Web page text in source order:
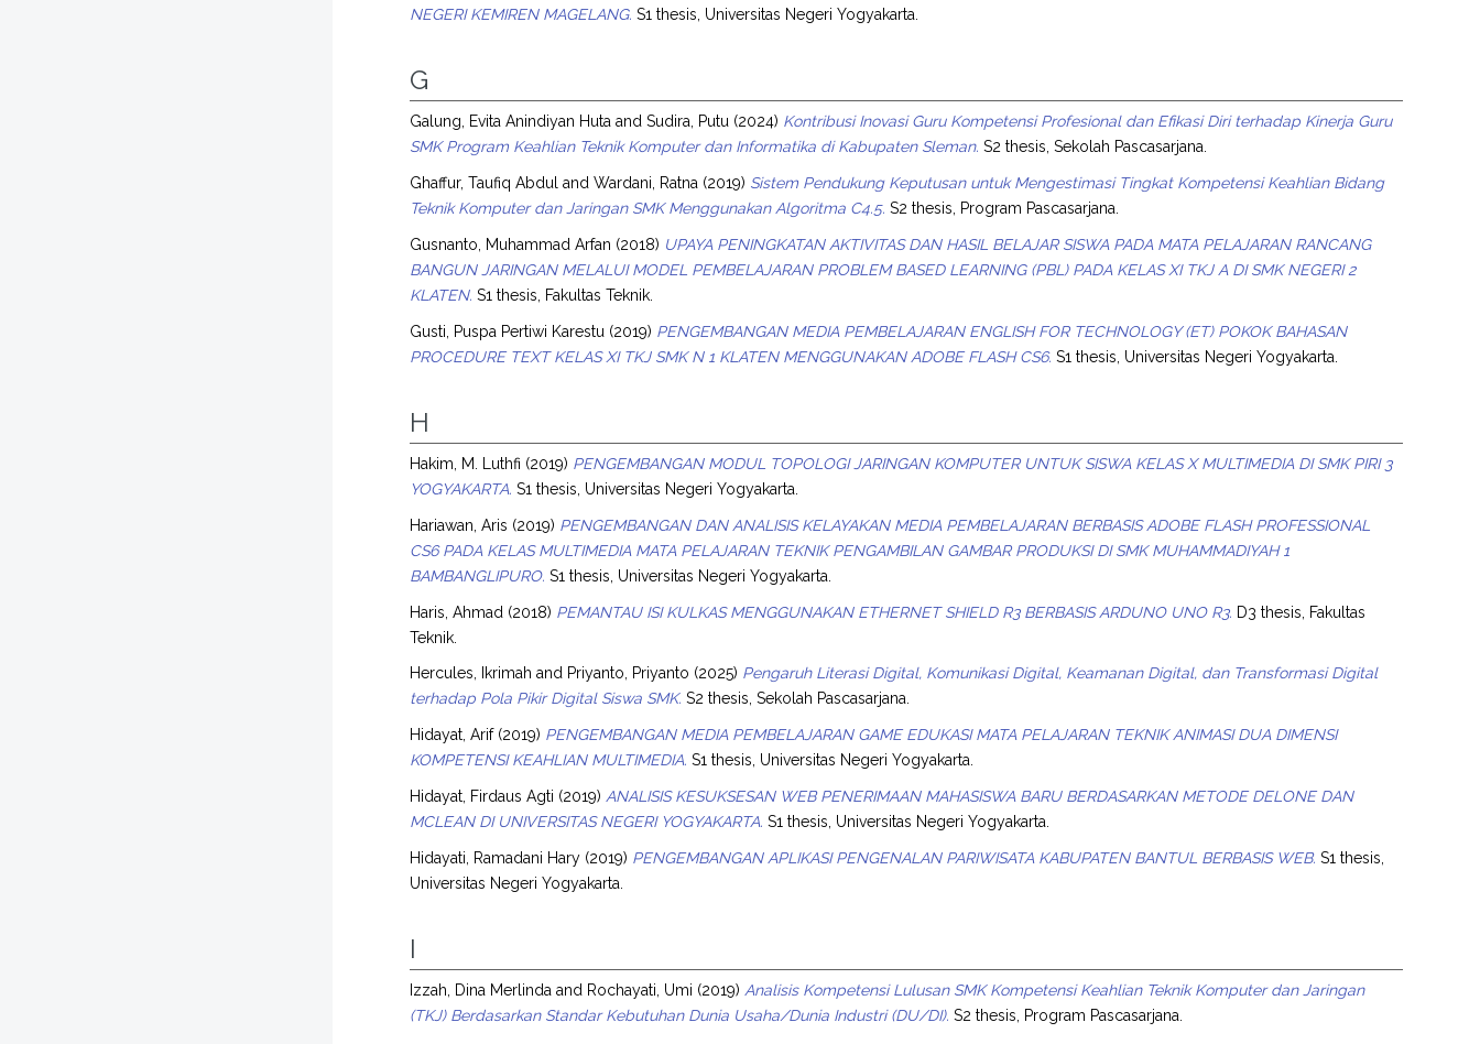
NEGERI KEMIREN MAGELANG. S1 thesis, Universitas Negeri Yogyakarta.
G
Galung, Evita Anindiyan Huta andSudira, Putu (2024) Kontribusi Inovasi Guru Kompetensi Profesional dan Efikasi Diri terhadap Kinerja Guru
SMK Program Keahlian Teknik Komputer dan Informatika di Kabupaten Sleman. S2 thesis, Sekolah Pascasarjana.
Ghaffur, Taufiq Abdul andWardani, Ratna (2019) Sistem Pendukung Keputusan untuk Mengestimasi Tingkat Kompetensi Keahlian Bidang
Teknik Komputer dan Jaringan SMK Menggunakan Algoritma C4.5. S2 thesis, Program Pascasarjana.
Gusnanto, Muhammad Arfan (2018) UPAYA PENINGKATAN AKTIVITAS DAN HASIL BELAJAR SISWA PADA MATA PELAJARAN RANCANG
BANGUN JARINGAN MELALUI MODEL PEMBELAJARAN PROBLEM BASED LEARNING (PBL) PADA KELAS XI TKJ A DI SMK NEGERI 2
KLATEN. S1 thesis, Fakultas Teknik.
Gusti, Puspa Pertiwi Karestu (2019) PENGEMBANGAN MEDIA PEMBELAJARAN ENGLISH FOR TECHNOLOGY (ET) POKOK BAHASAN
PROCEDURE TEXT KELAS XI TKJ SMK N 1 KLATEN MENGGUNAKAN ADOBE FLASH CS6. S1 thesis, Universitas Negeri Yogyakarta.
H
Hakim, M. Luthfi (2019) PENGEMBANGAN MODUL TOPOLOGI JARINGAN KOMPUTER UNTUK SISWA KELAS X MULTIMEDIA DI SMK PIRI 3
YOGYAKARTA. S1 thesis, Universitas Negeri Yogyakarta.
Hariawan, Aris (2019) PENGEMBANGAN DAN ANALISIS KELAYAKAN MEDIA PEMBELAJARAN BERBASIS ADOBE FLASH PROFESSIONAL
CS6 PADA KELAS MULTIMEDIA MATA PELAJARAN TEKNIK PENGAMBILAN GAMBAR PRODUKSI DI SMK MUHAMMADIYAH 1
BAMBANGLIPURO. S1 thesis, Universitas Negeri Yogyakarta.
Haris, Ahmad (2018) PEMANTAU ISI KULKAS MENGGUNAKAN ETHERNET SHIELD R3 BERBASIS ARDUNO UNO R3. D3 thesis, Fakultas
Teknik.
Hercules, Ikrimah and Priyanto, Priyanto (2025) Pengaruh Literasi Digital, Komunikasi Digital, Keamanan Digital, dan Transformasi Digital
terhadap Pola Pikir Digital Siswa SMK. S2 thesis, Sekolah Pascasarjana.
Hidayat, Arif(2019) PENGEMBANGAN MEDIA PEMBELAJARAN GAME EDUKASI MATA PELAJARAN TEKNIK ANIMASI DUA DIMENSI
KOMPETENSI KEAHLIAN MULTIMEDIA. S1 thesis, Universitas Negeri Yogyakarta.
Hidayat, Firdaus Agti (2019) ANALISIS KESUKSESAN WEB PENERIMAAN MAHASISWA BARU BERDASARKAN METODE DELONE DAN
MCLEAN DI UNIVERSITAS NEGERI YOGYAKARTA. S1 thesis, Universitas Negeri Yogyakarta.
Hidayati, Ramadani Hary (2019) PENGEMBANGAN APLIKASI PENGENALAN PARIWISATA KABUPATEN BANTUL BERBASIS WEB. S1 thesis,
Universitas Negeri Yogyakarta.
I
Izzah, Dina Merlinda and Rochayati, Umi (2019)Analisis Kompetensi Lulusan SMK Kompetensi Keahlian Teknik Komputer dan Jaringan
(TKJ) Berdasarkan Standar Kebutuhan Dunia Usaha/Dunia Industri (DU/DI). S2 thesis, Program Pascasarjana.